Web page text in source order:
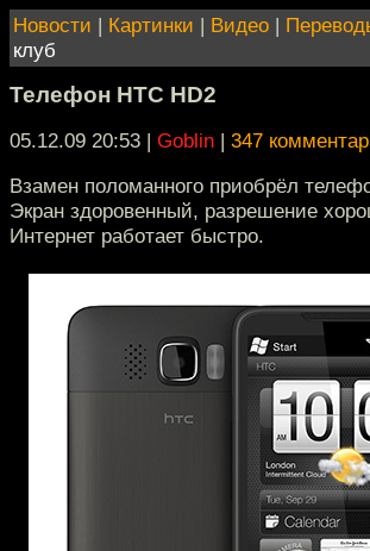
Новости | Картинки | Видео |
клуб
Телефон HTC HD2
05.12.09 20:53 | Goblin | 347
Взамен поломанного приобрёл
Экран здоровенный, разрешение
Интернет работает быстро.